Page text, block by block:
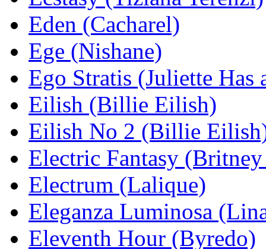
Eden (Cacharel)
Ege (Nishane)
Ego Stratis (Juliette Has
Eilish (Billie Eilish)
Eilish No 2 (Billie
Electric Fantasy (Britney
Electrum (Lalique)
Eleganza Luminosa
Eleventh Hour (Byredo)